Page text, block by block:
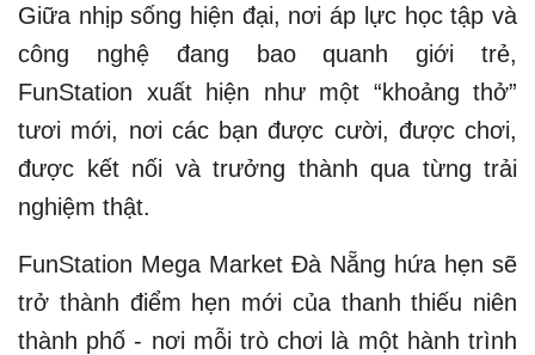
Giữa nhịp sống hiện đại, nơi áp lực học tập và
công nghệ đang bao quanh giới trẻ,
FunStation xuất hiện như một “khoảng thở”
tươi mới, nơi các bạn được cười, được chơi,
được kết nối và trưởng thành qua từng trải
nghiệm thật.
FunStation Mega Market Đà Nẵng hứa hẹn sẽ
trở thành điểm hẹn mới của thanh thiếu niên
thành phố - nơi mỗi trò chơi là một hành trình